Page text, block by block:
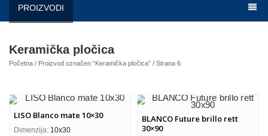
PROIZVODI
Keramička pločica
Početna / Proizvod označen “Keramička pločica” / Strana 6
LISO Blanco mate 10×30
Dimenzija: 10x30
BLANCO Future brillo rett
30×90